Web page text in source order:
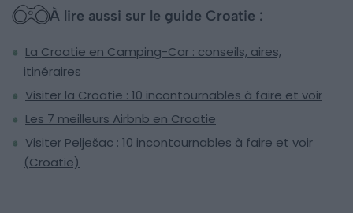
À lire aussi sur le guide Croatie :
La Croatie en Camping-Car : conseils, aires,
itinéraires
Visiter la Croatie : 10 incontournables à faire et voir
Les 7 meilleurs Airbnb en Croatie
Visiter Pelješac : 10 incontournables à faire et voir
(Croatie)